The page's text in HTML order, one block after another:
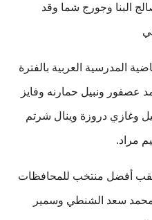
البنا وجورج شما وقد
المدرسية العربية بالفترة
محمد عصفور ونبيل حمارنه وفايز
وغازي دروزة وينال شرتم
مراد.
بلقب أفضل منتخب للمحافظات
محمد سعد الشنطي وسمير